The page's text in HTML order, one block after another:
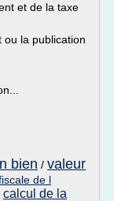
et de la taxe
ou la publication
bien / valeur
de l
calcul de la